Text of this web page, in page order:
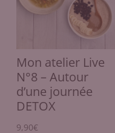
Mon atelier Live
N°8 – Autour
d’une journée
DETOX
9,90€